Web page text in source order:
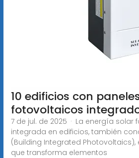
10 edificios con
fotovoltaicos
7 de jul. de 2025 · La energía solar
integrada en edificios, también
(Building Integrated
que transforma elementos